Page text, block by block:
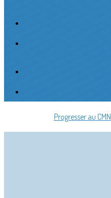
Progresser au CMN